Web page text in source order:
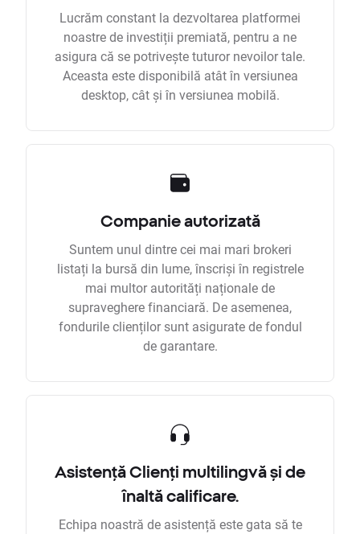
Lucrăm constant la dezvoltarea platformei
noastre de investiții premiată, pentru a ne
asigura că se potrivește tuturor nevoilor tale.
Aceasta este disponibilă atât în versiunea
desktop, cât și în versiunea mobilă.
Companie autorizată
Suntem unul dintre cei mai mari brokeri
listați la bursă din lume, înscriși în registrele
mai multor autorități naționale de
supraveghere financiară. De asemenea,
fondurile clienților sunt asigurate de fondul
de garantare.
Asistență Clienți multilingvă și de
înaltă calificare.
Echipa noastră de asistență este gata să te